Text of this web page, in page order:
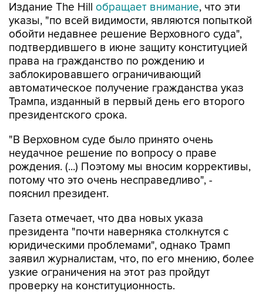
Издание The Hill обращает внимание, что эти
указы, "по всей видимости, являются попыткой
обойти недавнее решение Верховного суда",
подтвердившего в июне защиту конституцией
права на гражданство по рождению и
заблокировавшего ограничивающий
автоматическое получение гражданства указ
Трампа, изданный в первый день его второго
президентского срока.
"В Верховном суде было принято очень
неудачное решение по вопросу о праве
рождения. (...) Поэтому мы вносим коррективы,
потому что это очень несправедливо", -
пояснил президент.
Газета отмечает, что два новых указа
президента "почти наверняка столкнутся с
юридическими проблемами", однако Трамп
заявил журналистам, что, по его мнению, более
узкие ограничения на этот раз пройдут
проверку на конституционность.